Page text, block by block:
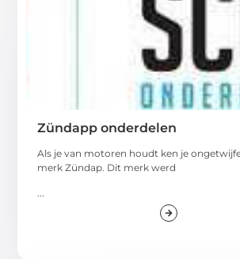
Zündapp onderdelen
Als je van motoren houdt ken je
merk Zündap. Dit merk werd
...